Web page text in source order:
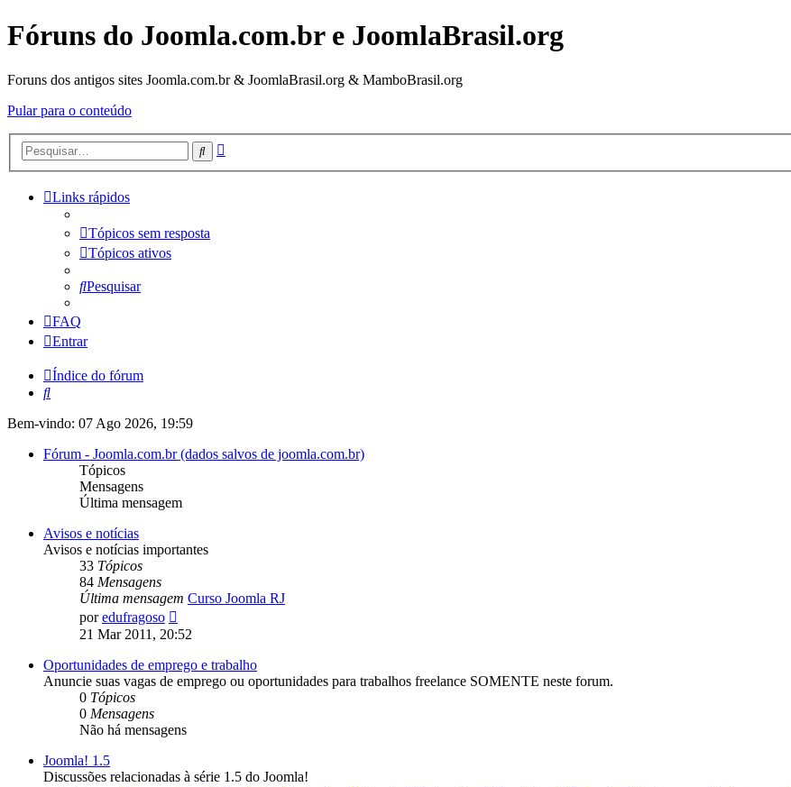
Fóruns do Joomla.com.br e JoomlaBrasil.org
Foruns dos antigos sites Joomla.com.br & JoomlaBrasil.org & MamboBrasil.org
Pular para o conteúdo
Pesquisar
Links rápidos
Tópicos sem resposta
Tópicos ativos
Pesquisar
FAQ
Entrar
Índice do fórum
Pesquisar
Bem-vindo: 07 Ago 2026, 19:59
Fórum - Joomla.com.br (dados salvos de joomla.com.br)
Tópicos
Mensagens
Última mensagem
Avisos e notícias
Avisos e notícias importantes
33 Tópicos
84 Mensagens
Última mensagem Curso Joomla RJ
poredufragoso
última
21 Mar 2011, 20:52
Oportunidades de emprego e trabalho
Anuncie suas vagas de emprego ou oportunidades para trabalhos freelance SOMENTE neste forum.
0 Tópicos
0 Mensagens
Não há mensagens
Joomla! 1.5
Discussões relacionadas à série 1.5 do Joomla!